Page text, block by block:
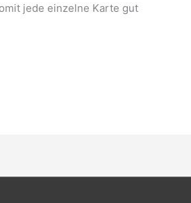
jede einzelne Karte gut